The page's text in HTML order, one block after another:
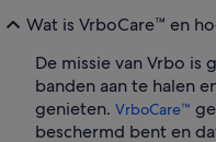
Wat is VrboCare™ en
De missie van Vrbo is
banden aan te halen
genieten. VrboCare™
beschermd bent en